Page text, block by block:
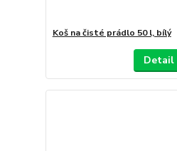
Koš na čisté prádlo 50 l, bílý
Detail